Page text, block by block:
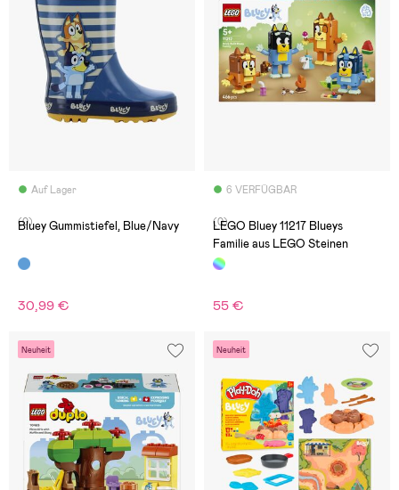
Auf Lager
(0)
Bluey Gummistiefel, Blue/Navy
30,99 €
6 VERFÜGBAR
(0)
LEGO Bluey 11217 Blueys
Familie aus LEGO Steinen
55 €
Neuheit Neuheit